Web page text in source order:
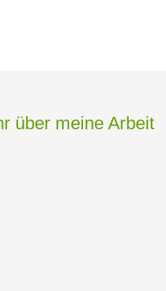
über meine Arbeit